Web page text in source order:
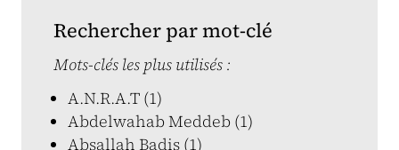
Rechercher par mot-clé
Mots-clés les plus utilisés :
A.N.R.A.T (1)
Abdelwahab Meddeb (1)
Absallah Badis (1)